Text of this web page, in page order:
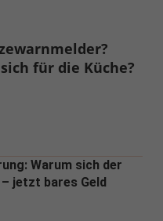
für die Küche?
Warum sich der
jetzt bares Geld